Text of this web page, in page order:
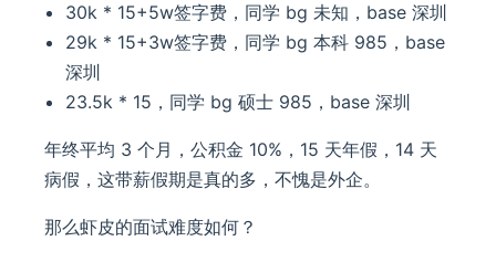
30k * 15+5w签字费，同学 bg 未知，base 深圳
29k * 15+3w签字费，同学 bg 本科 985，base
深圳
23.5k * 15，同学 bg 硕士 985，base 深圳
年终平均 3 个月，公积金 10%，15 天年假，14 天
病假，这带薪假期是真的多，不愧是外企。
那么虾皮的面试难度如何？